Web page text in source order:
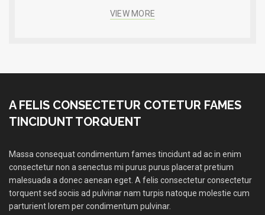
VIEW MORE
A FELIS CONSECTETUR COTETUR FAMES
TINCIDUNT TORQUENT
Massa consequat condimentum fames tincidunt ad ac in enim
consectetur non a senectus mi purus purus placerat pretium
malesuada a donec aenean eget. A felis consectetur consectetur
torquent sed sociis ad pulvinar nam turpis natoque molestie cum
parturient lorem per condimentum pulvinar.